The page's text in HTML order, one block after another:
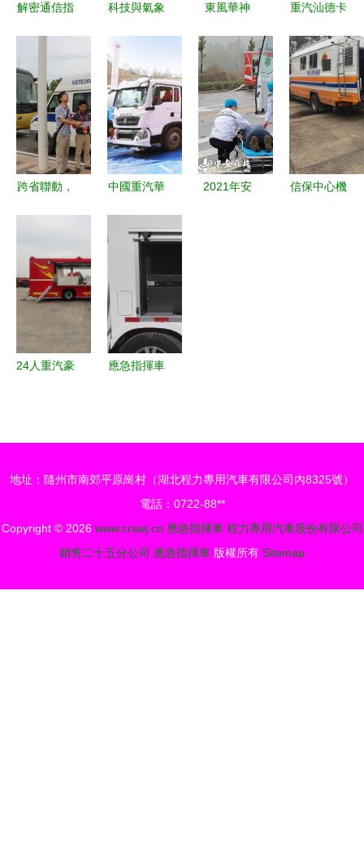
解密通信指
戰價值，讀
懂應急保
障“關鍵力
量”
科技與氣象
從拼插模型
看現代氣象
應急保障體
系
東風華神
泡沫消防車
程力集團應
急裝備矩陣
中的城市守
護者
重汽汕德卡
臂垃圾車
城市應急保
障的多功能
利器
跨省聯動，
氣象決策服
務APP及應
急保障車的
協同發展
中國重汽華
產品與服
急產業，鑄
就堅實應急
保障車力量
2021年安
信保中心機
24人重汽豪
保障一體化
應急指揮車
地址：隨州市南郊平原崗村（湖北程力專用汽車有限公司內8325號）
電話：0722-88**
Copyright © 2026 www.crswj.cn 應急指揮車 程力專用汽車股份有限公司
銷售二十五分公司 應急指揮車 版權所有 Sitemap